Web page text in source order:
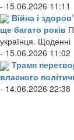
- 15.06.2026 11:11
Війна і
ще багато років
українця. Щоденні
- 15.06.2026 11:02
Трамп
власного
- 14.06.2026 22:38